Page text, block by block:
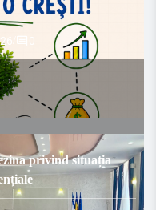
privind situația